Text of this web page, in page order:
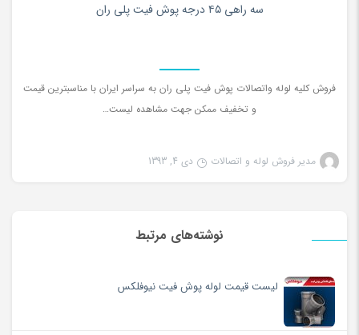
نوشته‌های مرتبط
لیست قیمت لوله پوش فیت نیوفلکس
سه راهی ۴۵ درجه پوش فیت پلی ران
فروش کلیه لوله واتصالات پوش فیت پلی ران به سراسر ایران با مناسبترین قیمت
و تخفیف ممکن جهت مشاهده لیست…
مدیر فروش لوله و اتصالات دی 4, 1393